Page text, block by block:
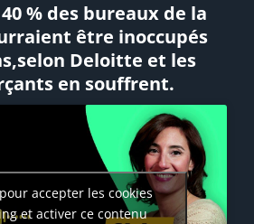
% des bureaux de la
être inoccupés
Deloitte et les
en souffrent.
accepter les cookies
et activer ce contenu